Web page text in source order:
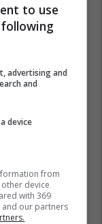
to use
advertising and
and
device
from
device
with 369
and our partners